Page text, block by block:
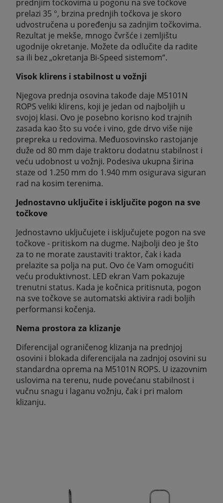
prednjim točkovima u pogonu na sve točkove
prelazi 35 °, brzina prednjih točkova je skoro
udvostručena u poređenju sa zadnjim točkovima.
Rezultat je mekše, mnogo čvršće i zemljištu
ugodnije okretanje. Možete da odlučite da radite
sa ili bez „okretanja Bi-Speed sistemom“.
Visok klirens i stabilnost u vožnji
Njegova prednja osovina takođe daje M5101N
ROPS veliki klirens, koji je jedan od najboljih u
svojoj klasi. Ovo je posebno korisno kod trajnih
zasada kao što su voće i vino, gde drvo više nije
prepreka u redovima. Međuosovinsko rastojanje
duže od 80 mm daje traktoru dodatnu stabilnost i
veću udobnost u vožnji. Podesiva ukupna širina
staze od 1.250 mm do 1.940 mm osigurava siguran
rad na kosim terenima.
Jednostavno uključite i isključite pogon na sve
točkove
Jednostavno uključujete i isključujete pogon na sve
točkove - pritiskom na dugme. Najbolji deo je što
za to ne morate zaustaviti traktor, čak i kada
prelazite sa polja na put. Ovo će Vam omogućiti
veću produktivnost. LED ekran Vam pokazuje
trenutni status. Kada je kočnica pritisnuta, pogon
na sve točkove se automatski aktivira radi boljih
performansi kočenja.
Nema prostora za klizanje
Diferencijal ograničenog klizanja na prednjoj
osovini i blokada diferencijala na zadnjoj osovini su
standardna oprema na M5101N ROPS. U izazovnim
uslovima na terenu, nude povećanu stabilnost i
vučnu snagu i laganu vožnju, čak i pri malom
klizanju.